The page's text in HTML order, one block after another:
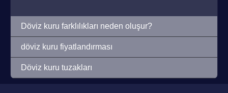
Döviz kuru farklılıkları neden oluşur?
döviz kuru fiyatlandırması
Döviz kuru tuzakları